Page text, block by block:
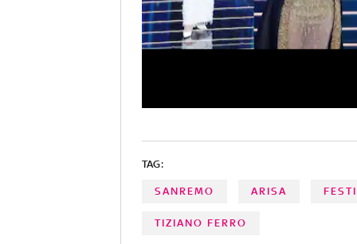
TAG:
SANREMO ARISA
TIZIANO FERRO